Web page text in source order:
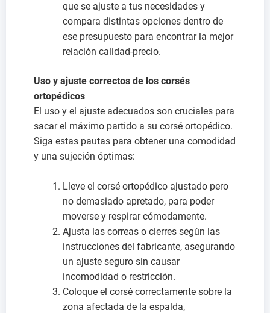
que se ajuste a tus necesidades y
compara distintas opciones dentro de
ese presupuesto para encontrar la mejor
relación calidad-precio.
Uso y ajuste correctos de los corsés
ortopédicos
El uso y el ajuste adecuados son cruciales para
sacar el máximo partido a su corsé ortopédico.
Siga estas pautas para obtener una comodidad
y una sujeción óptimas:
Lleve el corsé ortopédico ajustado pero
no demasiado apretado, para poder
moverse y respirar cómodamente.
Ajusta las correas o cierres según las
instrucciones del fabricante, asegurando
un ajuste seguro sin causar
incomodidad o restricción.
Coloque el corsé correctamente sobre la
zona afectada de la espalda,